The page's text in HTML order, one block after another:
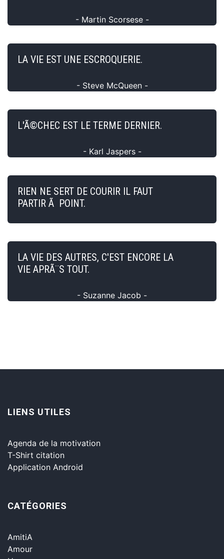
- Martin Scorsese -
LA VIE EST UNE ESCROQUERIE.
- Steve McQueen -
L'Ã©CHEC EST LE TERME DERNIER.
- Karl Jaspers -
RIEN NE SERT DE COURIR IL FAUT
PARTIR Ã POINT.
LA VIE DES AUTRES, C'EST ENCORE LA
VIE APRÃ¨S TOUT.
- Suzanne Jacob -
LIENS UTILES
Agenda de la motivation
T-Shirt citation
Application Android
CATÉGORIES
AmitiA
Amour